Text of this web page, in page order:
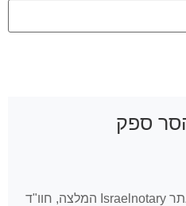
ספק
אין באמור בעמוד זה, ובכל אתר Israelnotary המלצה, חוו"ד